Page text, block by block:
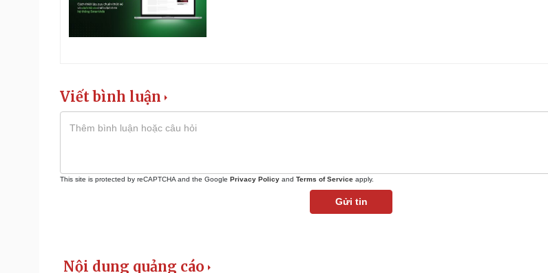
Viết bình luận
This site is protected by reCAPTCHA and the Google Privacy Policy and Terms of Service apply.
Gửi tin